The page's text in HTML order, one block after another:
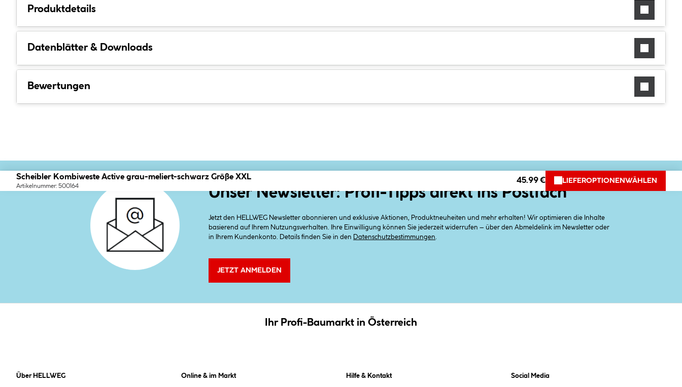
Produktdetails
Datenblätter & Downloads
Bewertungen
Scheibler Kombiweste Active grau-meliert-schwarz Größe XXL
Artikelnummer: 500164
45.99 € LIEFEROPTIONEN WÄHLEN
Unser Newsletter: Profi-Tipps direkt ins Postfach
Jetzt den HELLWEG Newsletter abonnieren und exklusive Aktionen, Produktneuheiten und mehr erhalten! Wir optimieren die Inhalte
basierend auf Ihrem Nutzungsverhalten. Ihre Einwilligung können Sie jederzeit widerrufen – über den Abmeldelink im Newsletter oder
in Ihrem Kundenkonto. Details finden Sie in den
Datenschutzbestimmungen
JETZT ANMELDEN
Ihr Profi-Baumarkt in Österreich
Über HELLWEG Online & im Markt Hilfe & Kontakt Social Media